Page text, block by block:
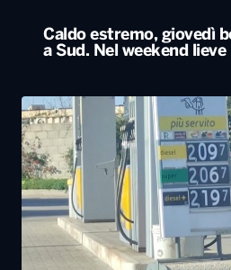
Caldo estremo, giovedì
a Sud. Nel weekend